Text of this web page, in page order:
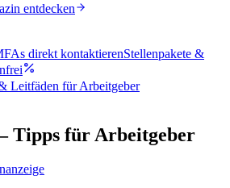
entdecken
direkt kontaktierenStellenpakete &
Leitfäden für Arbeitgeber
Tipps für Arbeitgeber